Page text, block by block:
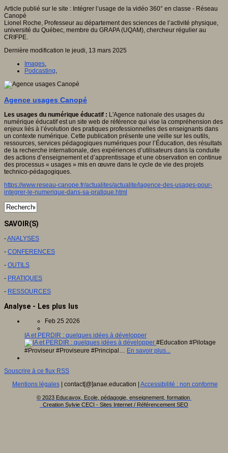
Article publié sur le site : Intégrer l’usage de la vidéo 360° en classe - Réseau
Canopé
Lionel Roche, Professeur au département des sciences de l’activité physique,
université du Québec, membre du GRAPA (UQAM), chercheur régulier au
CRIFPE.
Dernière modification le jeudi, 13 mars 2025
Images,
Podcasting,
Agence usages Canopé
Les usages du numérique éducatif : L'Agence nationale des usages du
numérique éducatif est un site web de référence qui vise la compréhension des
enjeux liés à l’évolution des pratiques professionnelles des enseignants dans
un contexte numérique. Cette publication présente une veille sur les outils,
ressources, services pédagogiques numériques pour l’Éducation, des résultats
de la recherche internationale, des expériences d’utilisateurs dans la conduite
des actions d’enseignement et d’apprentissage et une observation en continue
des processus « usages » mis en œuvre dans le cycle de vie des projets
technico-pédagogiques.
https://www.reseau-canope.fr/actualites/actualite/lagence-des-usages-pour-
integrer-le-numerique-dans-sa-pratique.html
SAVOIR(S)
-ANALYSES
- CONFERENCES
- OUTILS
- PRATIQUES
- RESSOURCES
Analyse - Les plus lus
Feb 25 2026
IA et PERDIR : quelques idées à développer
#Education #Pilotage
#Proviseur #Proviseure #Principal… En savoir plus...
Souscrire à ce flux RSS
Mentions légales| contact[@]anae.education | Accessibilité : non conforme
© 2023 Educavox, Ecole, pédagogie, enseignement, formation
Creation Sylvie CECI - Sites Internet / Référencement SEO